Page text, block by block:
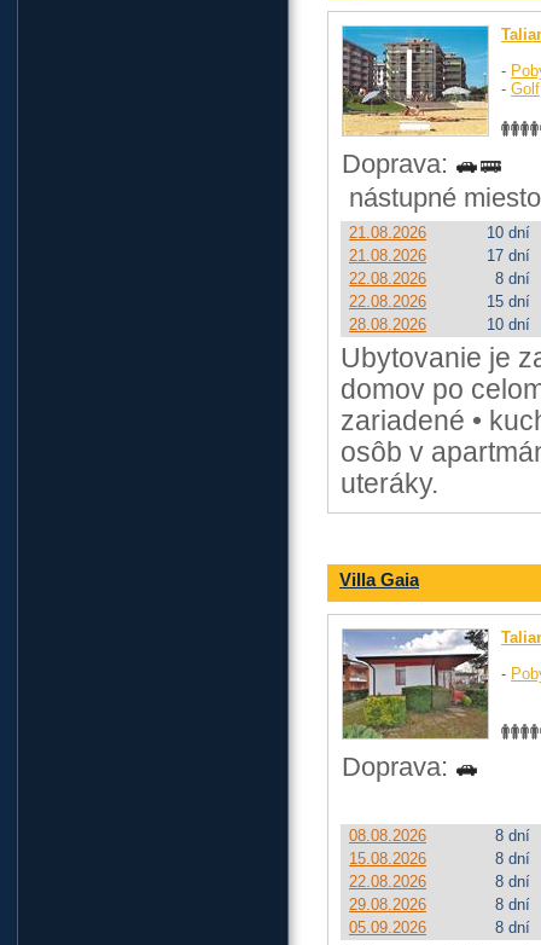
-
- Golf
Doprava:
nástupné
21.08.2026
10 dní
21.08.2026
17 dní
22.08.2026
8 dní
22.08.2026
15 dní
28.08.2026
10 dní
Ubytovanie je
domov po
zariadené •
osôb v
uteráky.
Villa Gaia
-
Doprava:
08.08.2026
8 dní
15.08.2026
8 dní
22.08.2026
8 dní
29.08.2026
8 dní
05.09.2026
8 dní